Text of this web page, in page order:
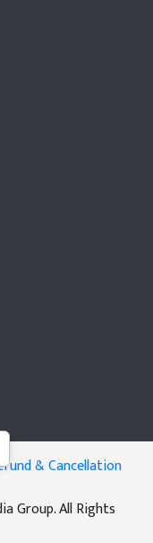
& Cancellation
Group. All Rights